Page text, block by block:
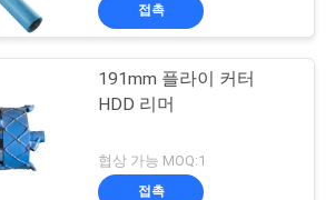
접촉
191mm 플라이 커터
HDD 리머
협상 가능 MOQ:1
접촉